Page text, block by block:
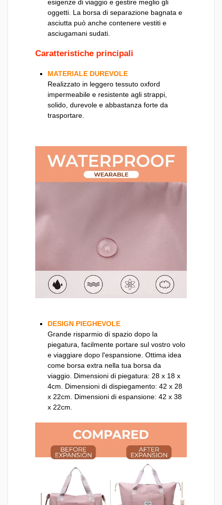
esigenze di viaggio e gestire meglio gli
oggetti. La borsa di separazione bagnata e
asciutta può anche contenere vestiti e
asciugamani sudati.
Caratteristiche principali
MATERIALE DUREVOLE
Realizzato in leggero tessuto oxford
impermeabile e resistente agli strappi,
solido, durevole e abbastanza forte da
trasportare.
DESIGN PIEGHEVOLE
Grande risparmio di spazio dopo la
piegatura, facilmente portare sul vostro volo
e viaggiare dopo l'espansione. Ottima idea
come borsa extra nella tua borsa da
viaggio. Dimensioni di piegatura: 28 x 18 x
4cm. Dimensioni di dispiegamento: 42 x 28
x 22cm. Dimensioni di espansione: 42 x 38
x 22cm.